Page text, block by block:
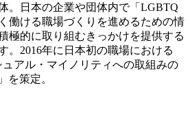
。日本の企業や団体内で「LGBTQ
働ける職場づくりを進めるための情
極的に取り組むきっかけを提供する
。2016年に日本初の職場における
アル・マイノリティへの取組みの
を策定。